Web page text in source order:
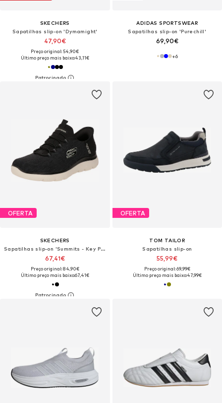
SKECHERS
Sapatilhas slip-on 'Dymamight'
47,90€
Preço original: 54,90€
Último preço mais baixo:43,11€
ADIDAS SPORTSWEAR
Sapatilhas slip-on 'Purechill'
69,90€
+6
OFERTA
SKECHERS
Sapatilhas slip-on 'Summits - Key Pace'
67,41€
Preço original: 84,90€
Último preço mais baixo:67,41€
OFERTA
TOM TAILOR
Sapatilhas slip-on
55,99€
Preço original: 69,99€
Último preço mais baixo:47,99€